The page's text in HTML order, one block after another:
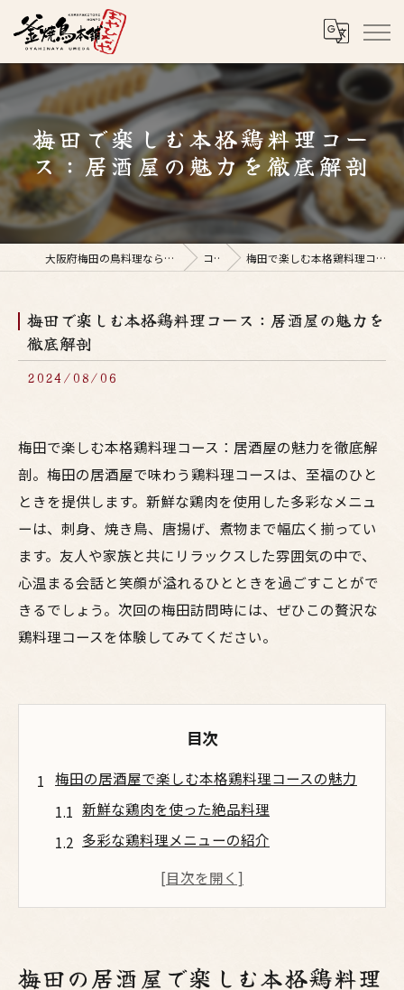
梅田で楽しむ本格鶏料理コー
ス：居酒屋の魅力を徹底解剖
大阪府梅田の鳥料理なら釜焼鳥本舗おやひなや 梅田店 コラム 梅田で楽しむ本格鶏料理コース：居酒屋の魅力を徹底解剖
梅田で楽しむ本格鶏料理コース：居酒屋の魅力を
徹底解剖
2024/08/06
梅田で楽しむ本格鶏料理コース：居酒屋の魅力を徹底解
剖。梅田の居酒屋で味わう鶏料理コースは、至福のひと
ときを提供します。新鮮な鶏肉を使用した多彩なメニュ
ーは、刺身、焼き鳥、唐揚げ、煮物まで幅広く揃ってい
ます。友人や家族と共にリラックスした雰囲気の中で、
心温まる会話と笑顔が溢れるひとときを過ごすことがで
きるでしょう。次回の梅田訪問時には、ぜひこの贅沢な
鶏料理コースを体験してみてください。
目次
梅田の居酒屋で楽しむ本格鶏料理コースの魅力
新鮮な鶏肉を使った絶品料理
多彩な鶏料理メニューの紹介
梅田の居酒屋の雰囲気とサービス
梅田の居酒屋で楽しむ本格鶏料理